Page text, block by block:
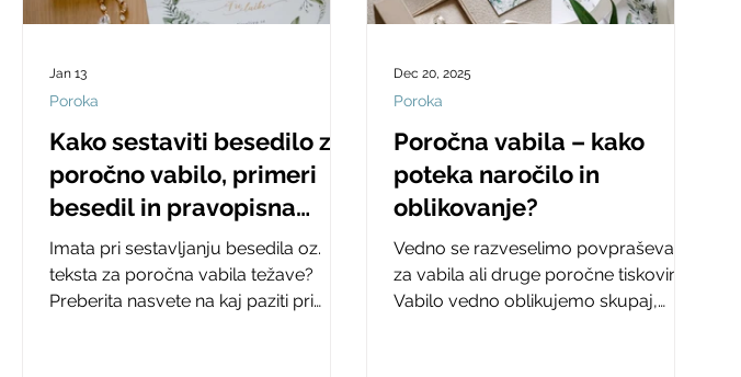
Kako sestaviti besedilo za
poročno vabilo, primeri
besedil in pravopisna
pravila
Imata pri sestavljanju besedila oz.
teksta za poročna vabila težave?
Preberita nasvete na kaj paziti pri
Poroka
Jan 13
Poročna vabila – kako
poteka naročilo in
oblikovanje?
Vedno se razveselimo povpraševanj
za vabila ali druge poročne tiskovine.
Vabilo vedno oblikujemo skupaj,
Poroka
Dec 20, 2025